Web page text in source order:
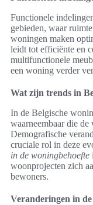
Functionele
gebieden, waar
woningen maken
leidt tot efficiënte en
multifunctionele
een woning verder
Wat zijn trends in
In de Belgische
waarneembaar die
Demografische
cruciale rol in deze
in de woningbehoefte
woonprojecten zich
bewoners.
Veranderingen in